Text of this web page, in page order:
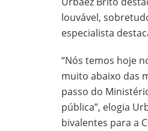
louvável,
especialista
“Nós temos hoje
muito abaixo das
passo do
pública”, elogia
bivalentes para a